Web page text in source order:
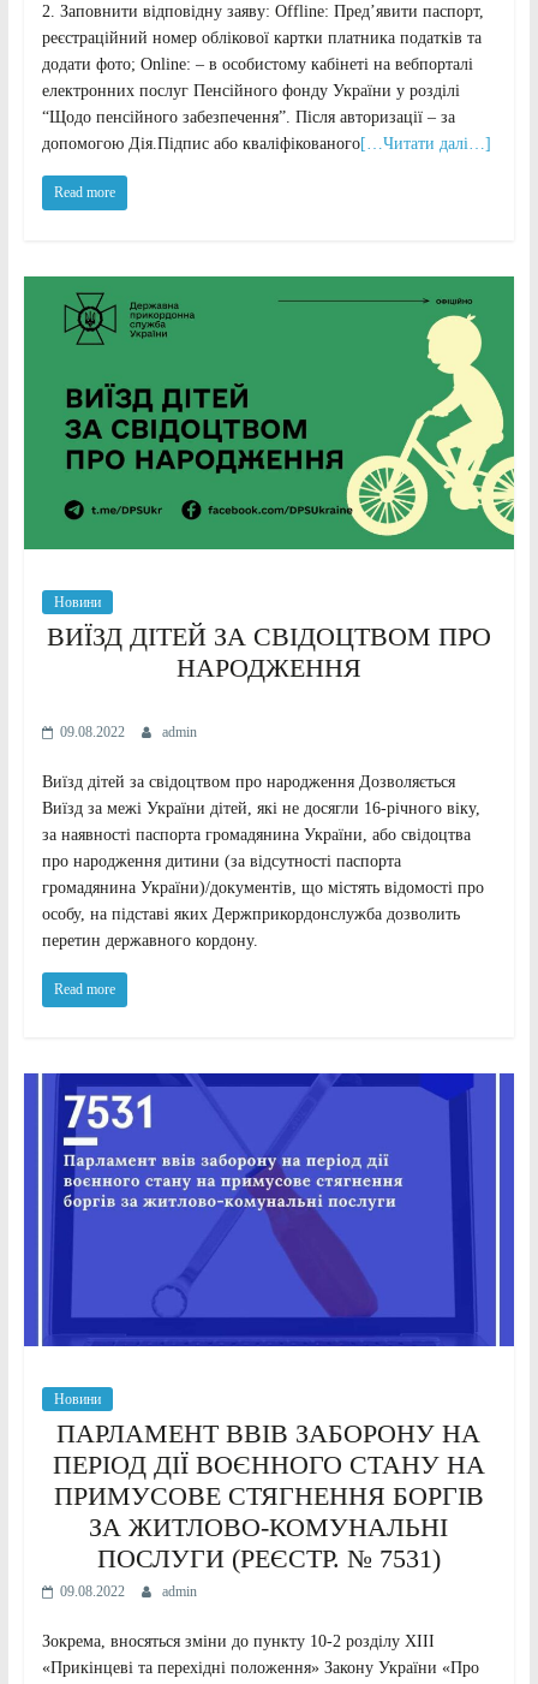
2. Заповнити відповідну заяву: Offline: Пред’явити паспорт,
реєстраційний номер облікової картки платника податків та
додати фото; Online: – в особистому кабінеті на вебпорталі
електронних послуг Пенсійного фонду України у розділі
“Щодо пенсійного забезпечення”. Після авторизації – за
допомогою Дія.Підпис або кваліфікованого[…Читати далі…]
Read more
Новини
ВИЇЗД ДІТЕЙ ЗА СВІДОЦТВОМ ПРО
НАРОДЖЕННЯ
09.08.2022 admin
Виїзд дітей за свідоцтвом про народження Дозволяється
Виїзд за межі України дітей, які не досягли 16-річного віку,
за наявності паспорта громадянина України, або свідоцтва
про народження дитини (за відсутності паспорта
громадянина України)/документів, що містять відомості про
особу, на підставі яких Держприкордонслужба дозволить
перетин державного кордону.
Read more
Новини
ПАРЛАМЕНТ ВВІВ ЗАБОРОНУ НА
ПЕРІОД ДІЇ ВОЄННОГО СТАНУ НА
ПРИМУСОВЕ СТЯГНЕННЯ БОРГІВ
ЗА ЖИТЛОВО-КОМУНАЛЬНІ
ПОСЛУГИ (РЕЄСТР. № 7531)
09.08.2022 admin
Зокрема, вносяться зміни до пункту 10-2 розділу ХІІІ
«Прикінцеві та перехідні положення» Закону України «Про